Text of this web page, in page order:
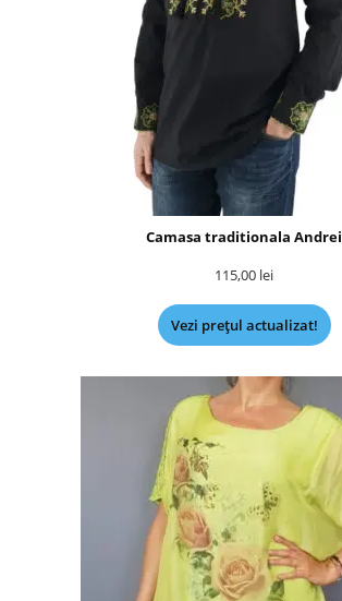
Camasa traditionala Andrei
115,00 lei
Vezi prețul actualizat!